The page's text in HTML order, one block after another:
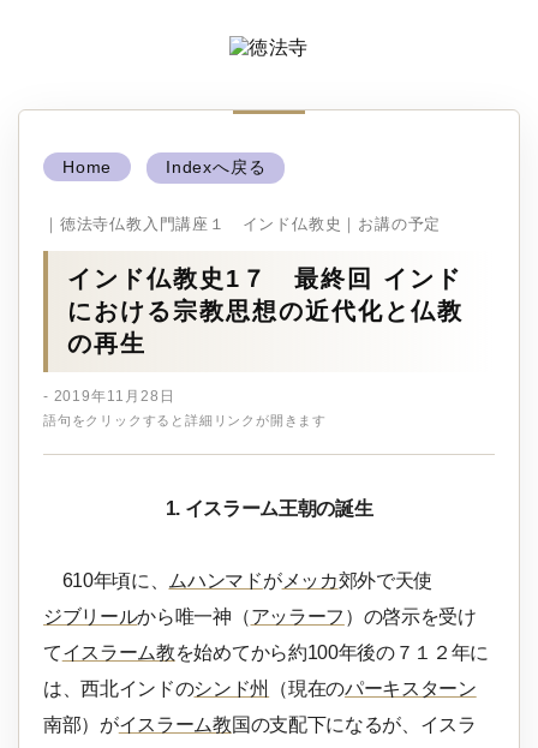
Home Indexへ戻る
｜徳法寺仏教入門講座１ インド仏教史｜お講の予定
インド仏教史1７ 最終回 インド
における宗教思想の近代化と仏教
の再生
- 2019年11月28日
語句をクリックすると詳細リンクが開きます
1. イスラーム王朝の誕生
610年頃に、 ムハンマドがメッカ郊外で天使
ジブリールから唯一神（アッラーフ ）の啓示を受け
てイスラーム教を始めてから約100年後の７１２年に
は、西北インドのシンド州 （現在のパーキスターン
南部）がイスラーム教国の支配下になるが、イスラ